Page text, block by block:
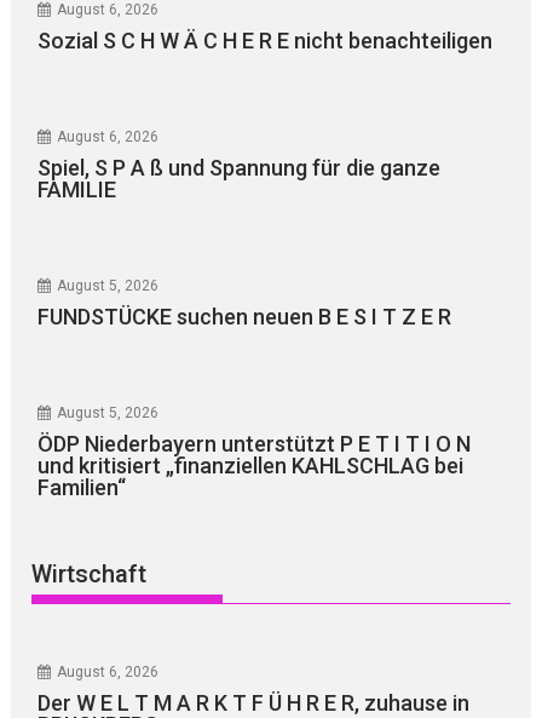
August 6, 2026
Sozial S C H W Ä C H E R E nicht benachteiligen
August 6, 2026
Spiel, S P A ß und Spannung für die ganze
FAMILIE
August 5, 2026
FUNDSTÜCKE suchen neuen B E S I T Z E R
August 5, 2026
ÖDP Niederbayern unterstützt P E T I T I O N
und kritisiert „finanziellen KAHLSCHLAG bei
Familien“
Wirtschaft
August 6, 2026
Der W E L T M A R K T F Ü H R E R, zuhause in